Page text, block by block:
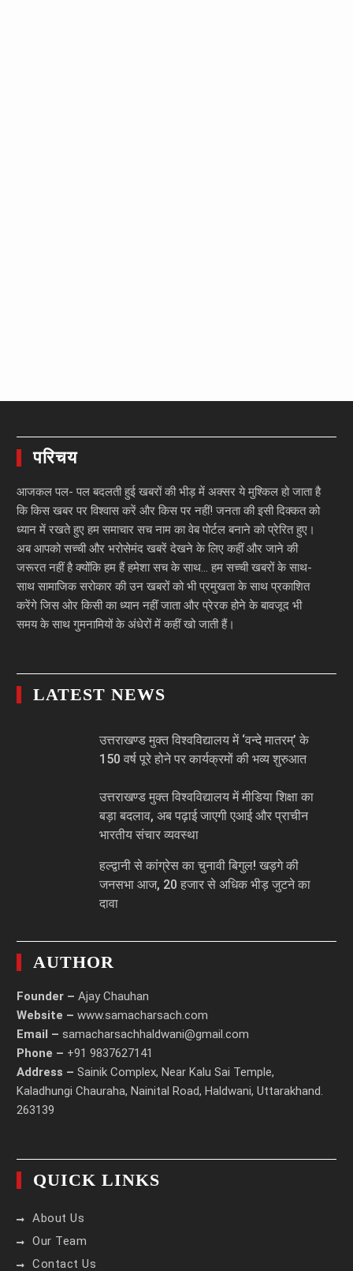
परिचय
आजकल पल- पल बदलती हुई खबरों की भीड़ में अक्सर ये मुश्किल हो जाता है
कि किस खबर पर विश्वास करें और किस पर नहीं! जनता की इसी दिक्कत को
ध्यान में रखते हुए हम समाचार सच नाम का वेब पोर्टल बनाने को प्रेरित हुए।
अब आपको सच्ची और भरोसेमंद खबरें देखने के लिए कहीं और जाने की
जरूरत नहीं है क्योंकि हम हैं हमेशा सच के साथ… हम सच्ची खबरों के साथ-
साथ सामाजिक सरोकार की उन खबरों को भी प्रमुखता के साथ प्रकाशित
करेंगे जिस ओर किसी का ध्यान नहीं जाता और प्रेरक होने के बावजूद भी
समय के साथ गुमनामियों के अंधेरों में कहीं खो जाती हैं।
LATEST NEWS
उत्तराखण्ड मुक्त विश्वविद्यालय में ‘वन्दे मातरम्’ के
150 वर्ष पूरे होने पर कार्यक्रमों की भव्य शुरुआत
उत्तराखण्ड मुक्त विश्वविद्यालय में मीडिया शिक्षा का
बड़ा बदलाव, अब पढ़ाई जाएगी एआई और प्राचीन
भारतीय संचार व्यवस्था
हल्द्वानी से कांग्रेस का चुनावी बिगुल! खड़गे की
जनसभा आज, 20 हजार से अधिक भीड़ जुटने का
दावा
AUTHOR
Founder – Ajay Chauhan
Website – www.samacharsach.com
Email – samacharsachhaldwani@gmail.com
Phone – +91 9837627141
Address – Sainik Complex, Near Kalu Sai Temple,
Kaladhungi Chauraha, Nainital Road, Haldwani, Uttarakhand.
263139
QUICK LINKS
About Us
Our Team
Contact Us